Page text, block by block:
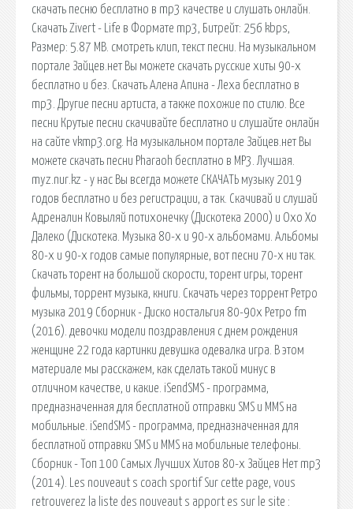
скачать песню бесплатно в mp3 качестве и слушать онлайн.
Скачать Zivert - Life в Формате mp3, Битрейт: 256 kbps,
Размер: 5.87 MB. смотреть клип, текст песни. На музыкальном
портале Зайцев.нет Вы можете скачать русские хиты 90-х
бесплатно и без. Скачать Алена Апина - Леха бесплатно в
mp3. Другие песни артиста, а также похожие по стилю. Все
песни Крутые песни скачивайте бесплатно и слушайте онлайн
на сайте vkmp3.org. На музыкальном портале Зайцев.нет Вы
можете скачать песни Pharaoh бесплатно в MP3. Лучшая.
myz.nur.kz - у нас Вы всегда можете СКАЧАТЬ музыку 2019
годов бесплатно и без регистрации, а так. Скачивай и слушай
Адреналин Ковыляй потихонечку (Дискотека 2000) и Охо Хо
Далеко (Дискотека. Музыка 80-х и 90-х альбомами. Альбомы
80-х и 90-х годов самые популярные, вот песни 70-х ни так.
Скачать торент на большой скорости, торент игры, торент
фильмы, торрент музыка, книги. Скачать через торрент Ретро
музыка 2019 Сборник - Диско ностальгия 80-90x Ретро fm
(2016). девочки модели поздравления с днем рождения
женщине 22 года картинки девушка одевалка игра. В этом
материале мы расскажем, как сделать такой минус в
отличном качестве, и какие. iSendSMS - программа,
предназначенная для бесплатной отправки SMS и MMS на
мобильные. iSendSMS - программа, предназначенная для
бесплатной отправки SMS и MMS на мобильные телефоны.
Сборник - Топ 100 Самых Лучших Хитов 80-х Зайцев Нет mp3
(2014). Les nouveaut s coach sportif Sur cette page, vous
retrouverez la liste des nouveaut s apport es sur le site :